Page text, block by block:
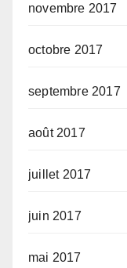
novembre 2017
octobre 2017
septembre 2017
août 2017
juillet 2017
juin 2017
mai 2017